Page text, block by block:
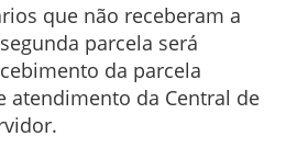
que não receberam a
parcela será
da parcela
atendimento da Central de